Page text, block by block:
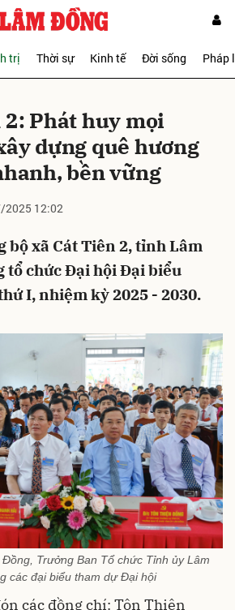
trị Thời sự Kinh tế Đời sống Pháp
2: Phát huy mọi
dựng quê hương
bền vững
12:02
bộ xã Cát Tiên 2, tỉnh Lâm
tổ chức Đại hội Đại biểu
I, nhiệm kỳ 2025 - 2030.
Trưởng Ban Tổ chức Tỉnh ủy Lâm
các đại biểu tham dự Đại hội
các đồng chí: Tôn Thiện
Hủy Gửi